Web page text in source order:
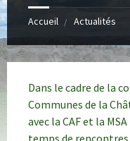
Accueil Actualités
Dans le cadre de la
Communes de la
avec la CAF et la
temps de